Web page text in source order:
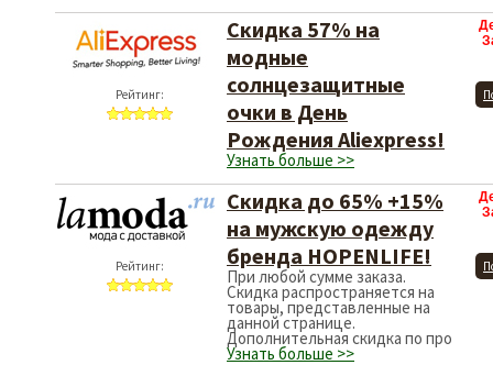
Рейтинг:
Скидка 57% на
модные
солнцезащитные
очки в День
Рождения Aliexpress!
Узнать больше >>
Рейтинг:
Скидка до 65% +15%
на мужскую одежду
бренда HOPENLIFE!
При любой сумме заказа.
Скидка распространяется на
товары, представленные на
данной странице.
Дополнительная скидка по про
Узнать больше >>